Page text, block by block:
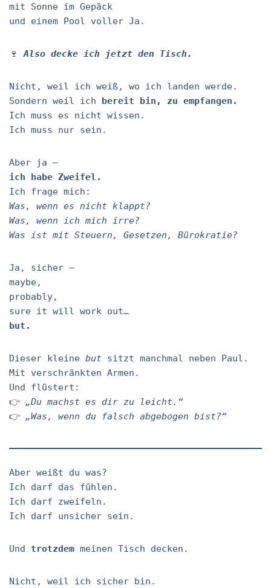
mit Sonne im Gepäck
und einem Pool voller Ja.
🍷Also decke ich jetzt den Tisch.
Nicht, weil ich weiß, wo ich landen werde.
Sondern weil ich bereit bin, zu empfangen.
Ich muss es nicht wissen.
Ich muss nur sein.
Aber ja –
ich habe Zweifel.
Ich frage mich:
Was, wenn es nicht klappt?
Was, wenn ich mich irre?
Was ist mit Steuern, Gesetzen, Bürokratie?
Ja, sicher –
maybe,
probably,
sure it will work out…
but.
Dieser kleine but sitzt manchmal neben Paul.
Mit verschränkten Armen.
Und flüstert:
👉 „Du machst es dir zu leicht.“
👉 „Was, wenn du falsch abgebogen bist?“
Aber weißt du was?
Ich darf das fühlen.
Ich darf zweifeln.
Ich darf unsicher sein.
Und trotzdem meinen Tisch decken.
Nicht, weil ich sicher bin.